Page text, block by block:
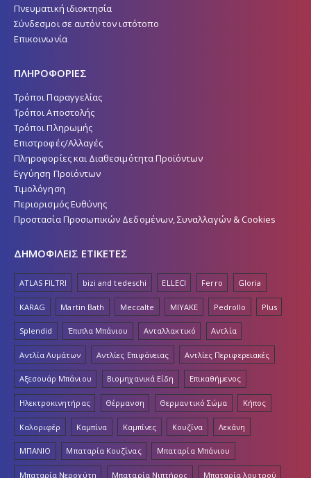
Πνευματική ιδιοκτησία
Σύνδεσμοι σε αυτόν τον ιστότοπο
Επικοινωνία
ΠΛΗΡΟΦΟΡΙΕΣ
Τρόποι Παραγγελίας
Τρόποι Αποστολής
Τρόποι Πληρωμής
Επιστροφές/Αλλαγές
Πληροφορίες και Διαθεσιμότητα Προϊόντων
Εγγύηση Προϊόντων
Τιμολόγηση
Περιορισμός Ευθύνης
Προστασία Προσωπικών Δεδομένων, Συναλλαγών & Cookies
ΔΗΜΟΦΙΛΕΙΣ ΕΤΙΚΕΤΕΣ
ATLAS FILTRI bizi and tedeschi ELLECI Ferro Gloria
KARAG Martin Bath Meccalte MIYAKE Pedrollo Plus
Splendid Έπιπλα Μπάνιου Ανταλλακτικό Αντλία
Αντλία Λυμάτων Αντλίες Επιφάνειας Αντλίες Περιφερειακές
Αξεσουάρ Μπάνιου Βιομηχανικά Είδη Επικαθήμενος
Ηλεκτροκινητήρας Θέρμανση Θερμαντικό Σώμα Κήπος
Καλοριφέρ Καμπίνα Καμπίνες Κουζίνα Λεκάνη
ΜΠΑΝΙΟ Μπαταρία Κουζίνας Μπαταρία Μπάνιου
Μπαταρία Νεροχύτη Μπαταρία Νιπτήρος Μπαταρία λουτρού